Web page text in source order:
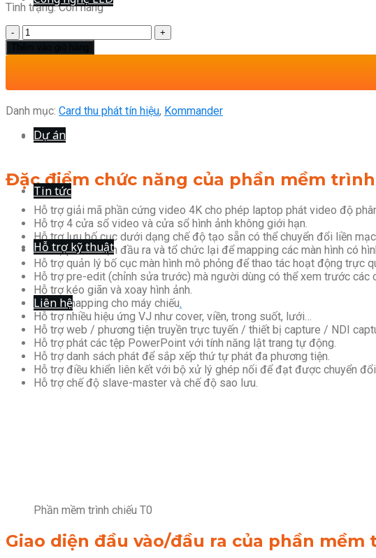
Dự án
Tin tức
Hỗ trợ kỹ thuật
Liên hệ
Tình trạng:Còn hàng
PHẦN
MỀM
TRÌNH
lượng
Danh mục: Card thu phát tín hiệu, Kommander
Mô tả
Đặc điểm chức năng của phần mềm
Hỗ trợ giải mã phần cứng video 4K cho phép laptop phát video độ
Hỗ trợ 4 cửa sổ video và cửa sổ hình ảnh không giới hạn.
Hỗ trợ lưu bố cục dưới dạng chế độ tạo sẵn có thể chuyển đổi liền
Hỗ trợ phân đoạn đầu ra và tổ chức lại để mapping các màn hình có
Hỗ trợ quản lý bố cục màn hình mô phỏng để thao tác hoạt động trực
Hỗ trợ pre-edit (chỉnh sửa trước) mà người dùng có thể xem trước
Hỗ trợ kéo giãn và xoay hình ảnh.
Hỗ trợ mapping cho máy chiếu.
Hỗ trợ nhiều hiệu ứng VJ như cover, viền, trong suốt, lưới…
Hỗ trợ web / phương tiện truyền trực tuyến / thiết bị capture / NDI
Hỗ trợ phát các tệp PowerPoint với tính năng lật trang tự động.
Hỗ trợ danh sách phát để sắp xếp thứ tự phát đa phương tiện.
Hỗ trợ điều khiển liên kết với bộ xử lý ghép nối để đạt được chuyển đổi
Hỗ trợ chế độ slave-master và chế độ sao lưu.
Phần mềm trình chiếu T0
Giao diện đầu vào/đầu ra của phần mềm